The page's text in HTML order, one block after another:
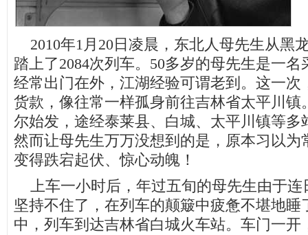
2010年1月20日凌晨，东北人母先生从黑
踏上了2084次列车。50多岁的母先生是一
经常出门在外，江湖经验可谓老到。这一次
货款，像往常一样孤身前往吉林省太平川镇
尔始发，途经泰莱县、白城、太平川镇等多
然而让母先生万万没想到的是，原本习以为
变得跌宕起伏、惊心动魄！
上车一小时后，年过五旬的母先生由于连
坚持不住了，在列车的颠簸中疲惫不堪地睡
中，列车到达吉林省白城火车站。车门一开